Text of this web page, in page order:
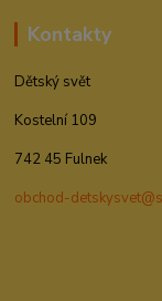
Kontakty
Dětský svět
Kostelní 109
742 45 Fulnek
obchod-